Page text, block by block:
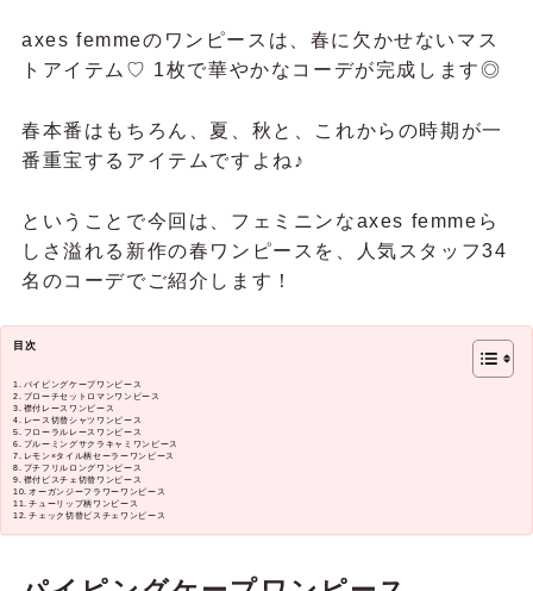
axes femmeのワンピースは、春に欠かせないマス
トアイテム♡ 1枚で華やかなコーデが完成します◎
春本番はもちろん、夏、秋と、これからの時期が一
番重宝するアイテムですよね♪
ということで今回は、フェミニンなaxes femmeら
しさ溢れる新作の春ワンピースを、人気スタッフ34
名のコーデでご紹介します！
目次
パイピングケープワンピース
ブローチセットロマンワンピース
襟付レースワンピース
レース切替シャツワンピース
フローラルレースワンピース
ブルーミングサクラキャミワンピース
レモン×タイル柄セーラーワンピース
プチフリルロングワンピース
襟付ビスチェ切替ワンピース
オーガンジーフラワーワンピース
チューリップ柄ワンピース
チェック切替ビスチェワンピース